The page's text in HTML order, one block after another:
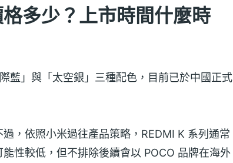
多少？上市時間什麼時
藍」與「太空銀」三種配色，目前已於中國正式
，依照小米過往產品策略，REDMI K 系列通常
性較低，但不排除後續會以 POCO 品牌在海外